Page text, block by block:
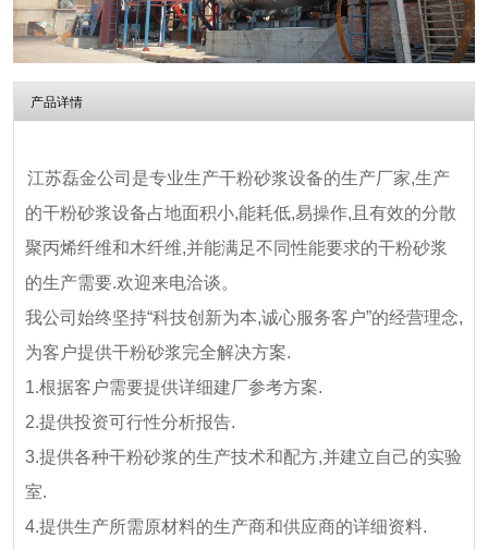
产品详情
江苏磊金公司是专业生产干粉砂浆设备的生产厂家,生产
的干粉砂浆设备占地面积小,能耗低,易操作,且有效的分散
聚丙烯纤维和木纤维,并能满足不同性能要求的干粉砂浆
的生产需要.欢迎来电洽谈。
我公司始终坚持“科技创新为本,诚心服务客户”的经营理念,
为客户提供干粉砂浆完全解决方案.
1.根据客户需要提供详细建厂参考方案.
2.提供投资可行性分析报告.
3.提供各种干粉砂浆的生产技术和配方,并建立自己的实验
室.
4.提供生产所需原材料的生产商和供应商的详细资料.